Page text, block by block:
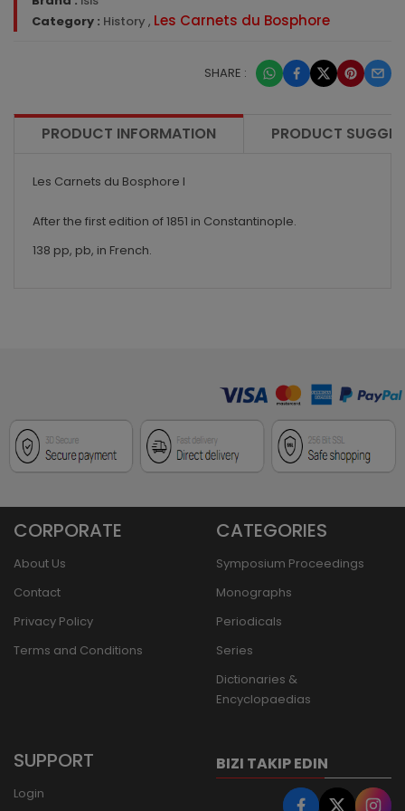
Category : History , Les Carnets du Bosphore
SHARE :
PRODUCT INFORMATION PRODUCT
Les Carnets du Bosphore I
After the first edition of 1851 in Constantinople.
138 pp, pb, in French.
CORPORATE
About Us
Contact
Privacy Policy
Terms and Conditions
CATEGORIES
Symposium Proceedings
Monographs
Periodicals
Series
Dictionaries &
Encyclopaedias
SUPPORT
Login
BIZI TAKIP EDIN